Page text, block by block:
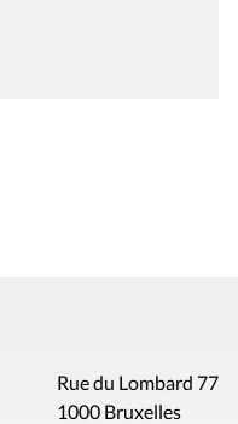
Rue du Lombard 77
1000 Bruxelles